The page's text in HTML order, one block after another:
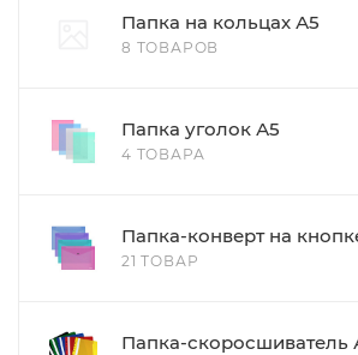
Папка на кольцах А5
8 ТОВАРОВ
Папка уголок А5
4 ТОВАРА
Папка-конверт на
21 ТОВАР
Папка-скоросшиватель